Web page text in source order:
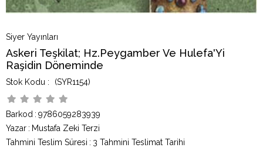
Siyer Yayınları
Askeri Teşkilat; Hz.Peygamber Ve Hulefa'Yi
Raşidin Döneminde
(SYR1154)
Barkod : 9786059283939
Yazar : Mustafa Zeki Terzi
Tahmini Teslim Süresi : 3 Tahmini Teslimat Tarihi